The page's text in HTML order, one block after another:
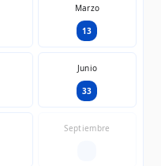
Marzo
13
Junio
33
Septiembre